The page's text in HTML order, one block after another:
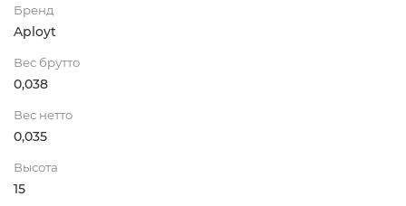
Бренд
Aployt
Вес брутто
0,038
Вес нетто
0,035
Высота
15